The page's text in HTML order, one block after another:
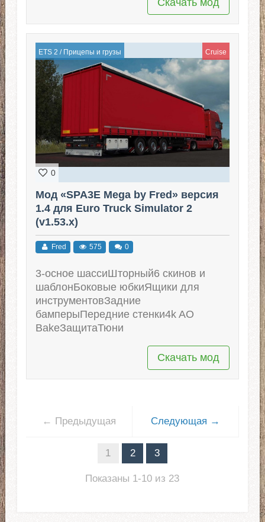
ETS 2 / Прицепы и грузы Cruise
0
Мод «SPA3E Mega by Fred» версия
1.4 для Euro Truck Simulator 2
(v1.53.x)
Fred 575 0
3-осное шассиШторный6 скинов и
шаблонБоковые юбкиЯщики для
инструментовЗадние
бамперыПередние стенки4k AO
BakeЗащитаТюни
Скачать мод
← Предыдущая Следующая →
1 2 3
Показаны 1-10 из 23